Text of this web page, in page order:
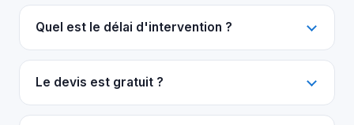
Quel est le délai d'intervention ?
Le devis est gratuit ?